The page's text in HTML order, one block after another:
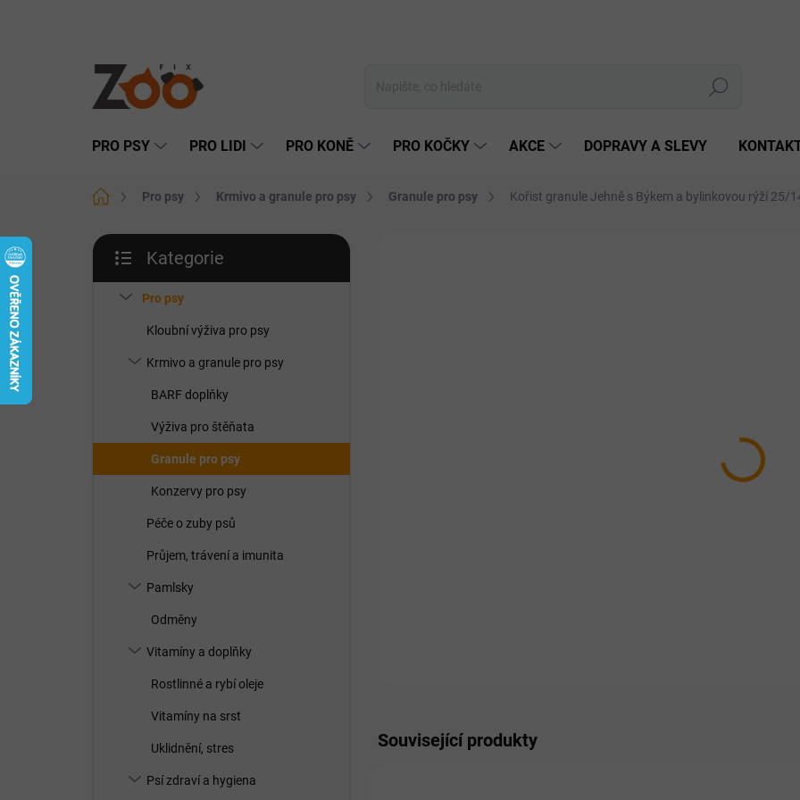
Hledat
PRO PSY PRO LIDI PRO KONĚ PRO KOČKY AKCE DOPRAVY A SLEVY
Domů Pro psy Krmivo a granule pro psy Granule pro psy Kořist granule Jehně s Býkem a bylinkovou rýží 25/
P
s
a
e
kategorie
Kategorie
Pro psy
Kloubní výživa pro psy
Krmivo a granule pro psy
BARF doplňky
Výživa pro štěňata
Granule pro psy
Konzervy pro psy
Péče o zuby psů
Průjem, trávení a imunita
Pamlsky
Odměny
Vitamíny a doplňky
Rostlinné a rybí oleje
Vitamíny na srst
Uklidnění, stres
Psí zdraví a hygiena
Související produkty